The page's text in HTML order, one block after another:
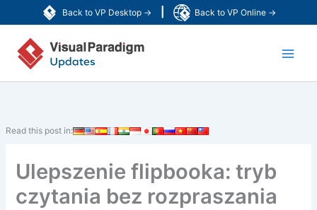
Back to VP Desktop → Back to VP Online →
do
treści
Read this post in:
Ulepszenie flipbooka: tryb
czytania bez rozpraszania